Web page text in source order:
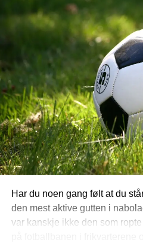
Vi håper bare skaden til
alvorlig (så ikke godt ut)
(1 besøk idag)
RELATED TOPICS: EUROPA
NESTE
Match Preview: Liverpool
FORRIGE
Match Preview: Unirea
Har du noen gang følt at du
den mest aktive gutten i
var kanskje ikke den som